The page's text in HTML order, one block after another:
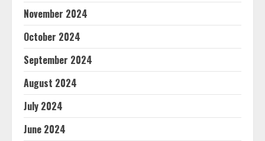
November 2024
October 2024
September 2024
August 2024
July 2024
June 2024